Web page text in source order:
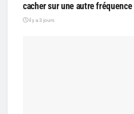
cacher sur une autre fréquence
il y a 3 jours